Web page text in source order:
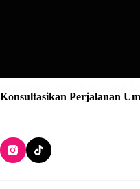
menunaikan ibadah ke Tanah
lowcostumroh
March
Konsultasikan Perjalanan